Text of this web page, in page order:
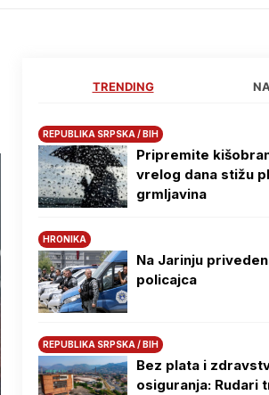
TRENDING
REPUBLIKA SRPSKA / BIH
Pripremite
vrelog dana stižu
grmljavina
HRONIKA
Na Јarinju
policajca
REPUBLIKA SRPSKA / BIH
Bez plata i
osiguranja: Rudari